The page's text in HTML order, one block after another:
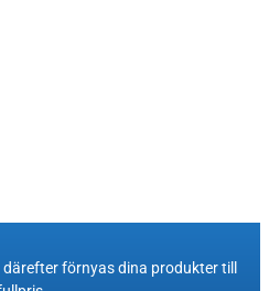
förnyas dina produkter till